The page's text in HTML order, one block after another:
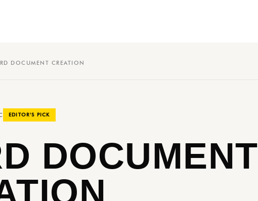
DOCUMENT CREATION
EDITOR'S PICK
DOCUMENT